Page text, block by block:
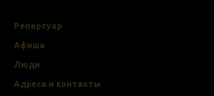
Репертуар
Афиша
Люди
Адреса и контакты